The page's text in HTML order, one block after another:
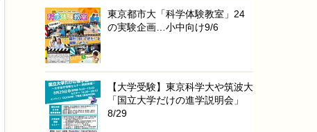
東京都市大「科学体験教室」24
の実験企画…小中向け9/6
【大学受験】東京科学大や筑波大
「国立大学だけの進学説明会」
8/29